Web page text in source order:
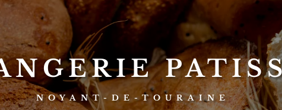
NOYANT-DE-TOURAINE